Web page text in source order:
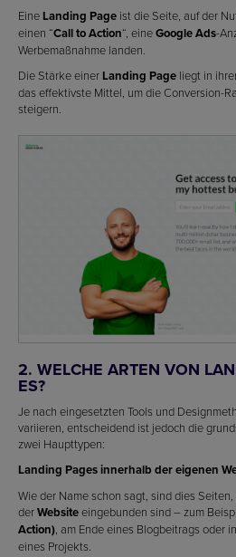
Eine Landing Page ist die Seite, auf der
einen “Call to Action“, eineGoogle Ads-
Werbemaßnahme landen.
Die Stärke einer Landing Page liegt in
das effektivste Mittel, um die Conversion-
steigern.
2. WELCHE ARTEN VON
ES?
Je nach eingesetzten Tools und
variieren, entscheidend ist jedoch die
zwei Haupttypen:
Landing Pages innerhalb der eigenen
Wie der Name schon sagt, sind dies
derWebsiteeingebunden sind – zum
Action), am Ende eines Blogbeitrags oder
eines Projekts.